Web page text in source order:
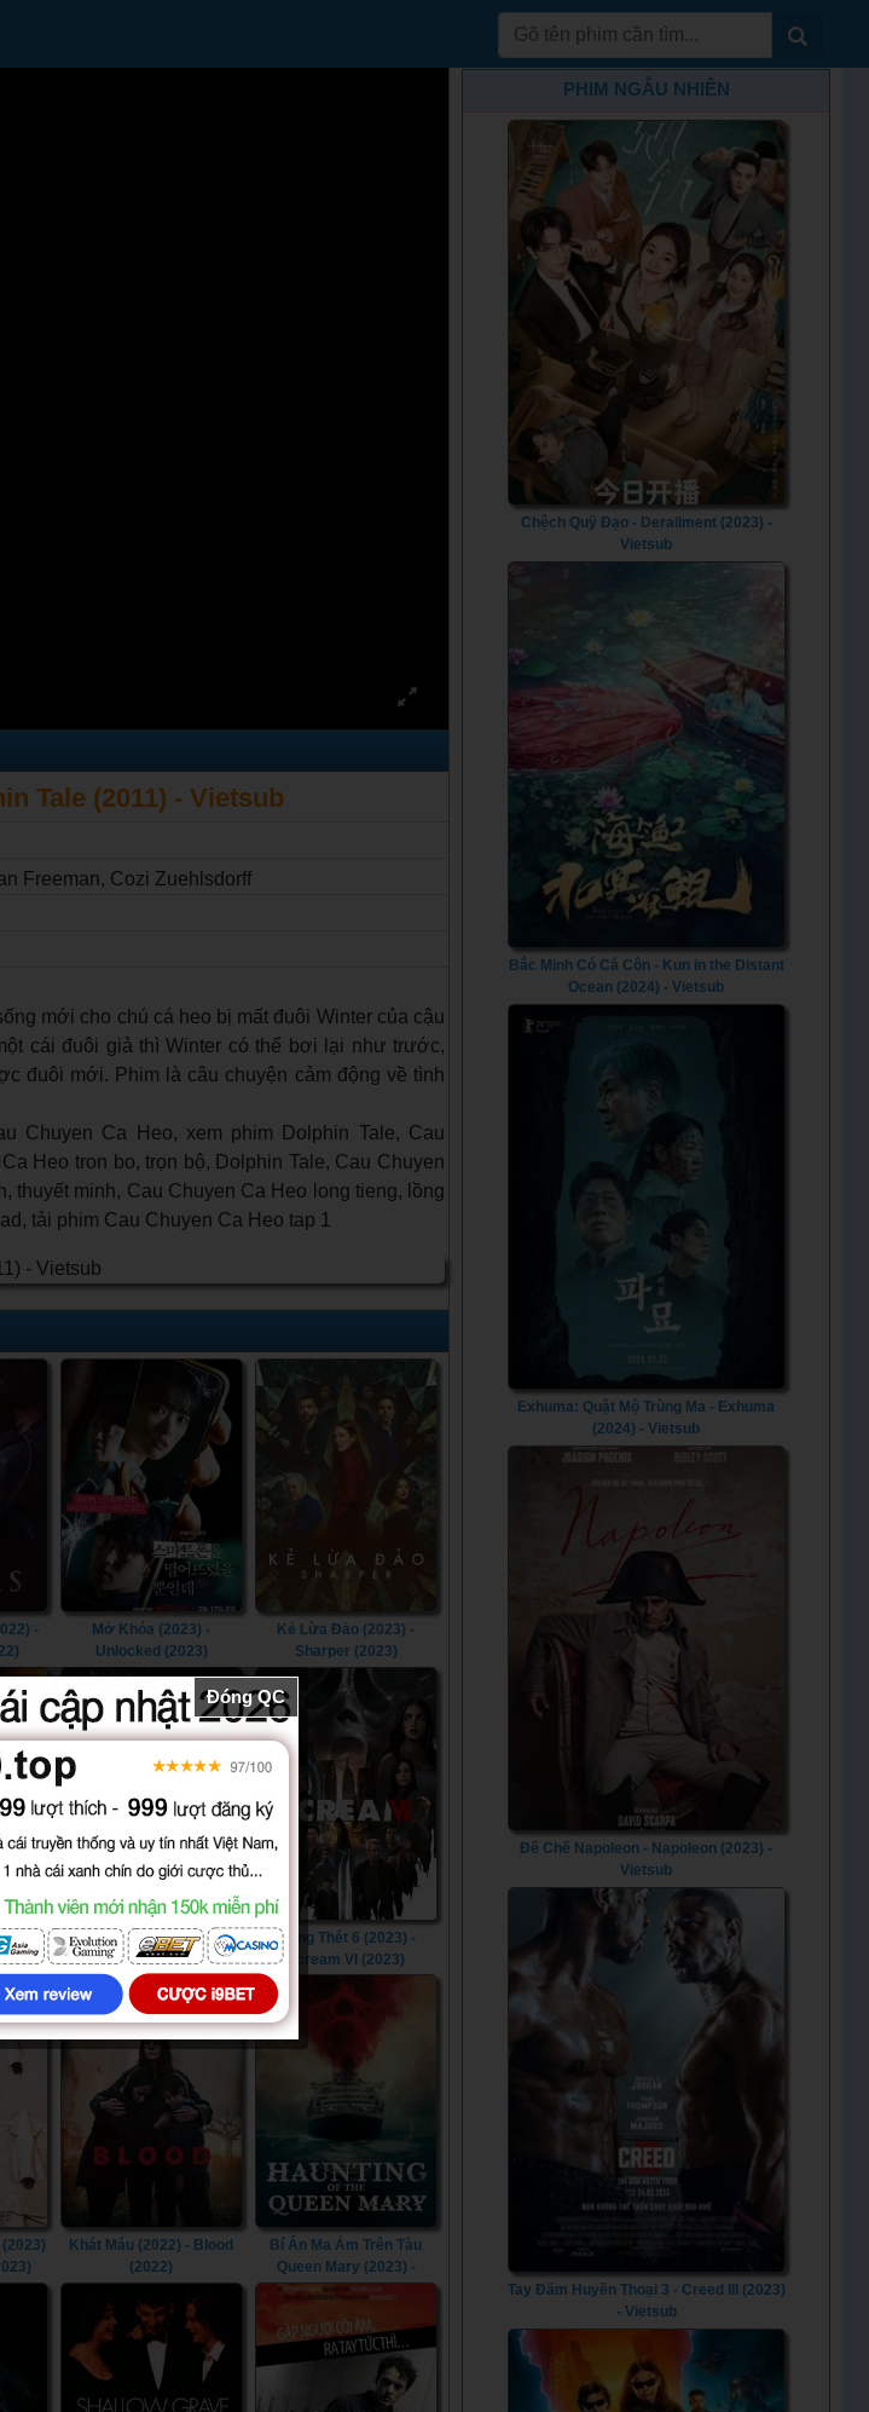
Tale (2011) - Vietsub
Freeman, Cozi Zuehlsdorff
mới cho chú cá heo bị mất đuôi Winter của cậu
cái đuôi giả thì Winter có thể bơi lại như trước,
đuôi mới. Phim là câu chuyện cảm động về tình
Chuyen Ca Heo, xem phim Dolphin Tale, Cau
Heo tron bo, trọn bộ, Dolphin Tale, Cau Chuyen
thuyết minh, Cau Chuyen Ca Heo long tieng, lồng
tải phim Cau Chuyen Ca Heo tap 1
-
Mở Khóa (2023) -
Unlocked (2023)
Kẻ Lừa Đảo (2023) -
Sharper (2023)
-
Gấu Điên (2023) - Cocaine
Bear (2023)
Tiếng Thét 6 (2023) -
Scream VI (2023)
Khát Máu (2022) - Blood
(2022)
Bí Ẩn Ma Ám Trên Tàu
Queen Mary (2023) -
Haunting of the Queen
PHIM NGẪU NHIÊN
Chệch Quỹ Đạo - Derailment (2023) -
Vietsub
Bắc Minh Có Cá Côn - Kun in the Distant
Ocean (2024) - Vietsub
Exhuma: Quật Mộ Trùng Ma - Exhuma
(2024) - Vietsub
Đế Chế Napoleon - Napoleon (2023) -
Vietsub
Tay Đấm Huyền Thoại 3 - Creed III (2023)
- Vietsub
Đóng QC